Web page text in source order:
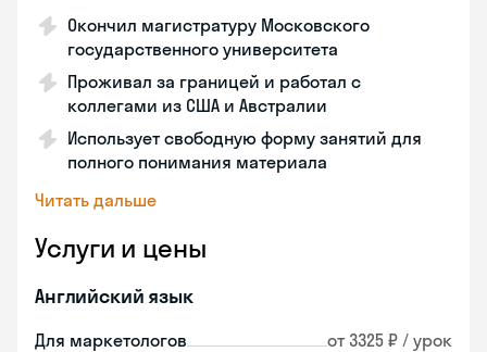
Окончил магистратуру Московского
государственного университета
Проживал за границей и работал с
коллегами из США и Австралии
Использует свободную форму занятий для
полного понимания материала
Читать дальше
Услуги и цены
Английский язык
Для маркетологов от 3325 ₽ / урок